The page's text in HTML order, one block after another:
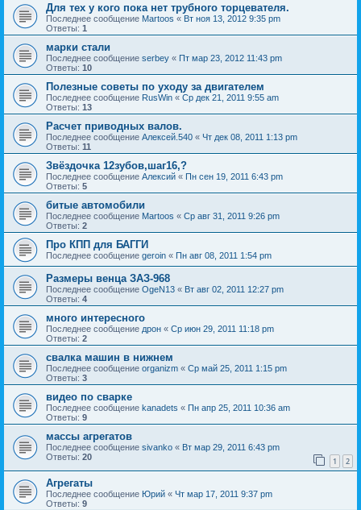
Для тех у кого пока нет трубного торцевателя.
Последнее сообщение Martoos « Вт ноя 13, 2012 9:35 pm
Ответы: 1
марки стали
Последнее сообщение serbey « Пт мар 23, 2012 11:43 pm
Ответы: 10
Полезные советы по уходу за двигателем
Последнее сообщение RusWin « Ср дек 21, 2011 9:55 am
Ответы: 13
Расчет приводных валов.
Последнее сообщение Алексей.540 « Чт дек 08, 2011 1:13 pm
Ответы: 11
Звёздочка 12зубов,шаг16,?
Последнее сообщение Алексий « Пн сен 19, 2011 6:43 pm
Ответы: 5
битые автомобили
Последнее сообщение Martoos « Ср авг 31, 2011 9:26 pm
Ответы: 2
Про КПП для БАГГИ
Последнее сообщение geroin « Пн авг 08, 2011 1:54 pm
Размеры венца ЗАЗ-968
Последнее сообщение OgeN13 « Вт авг 02, 2011 12:27 pm
Ответы: 4
много интересного
Последнее сообщение дрон « Ср июн 29, 2011 11:18 pm
Ответы: 2
свалка машин в нижнем
Последнее сообщение organizm « Ср май 25, 2011 1:15 pm
Ответы: 3
видео по сварке
Последнее сообщение kanadets « Пн апр 25, 2011 10:36 am
Ответы: 9
массы агрегатов
Последнее сообщение sivanko « Вт мар 29, 2011 6:43 pm
Ответы: 20 1 2
Агрегаты
Последнее сообщение Юрий « Чт мар 17, 2011 9:37 pm
Ответы: 9